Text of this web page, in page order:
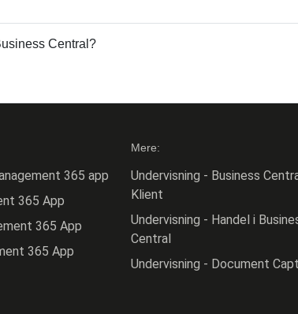
Central?
365 app
365 App
365 App
365 App
Mere:
Undervisning - Business
Klient
Undervisning - Handel i
Central
Undervisning - Document